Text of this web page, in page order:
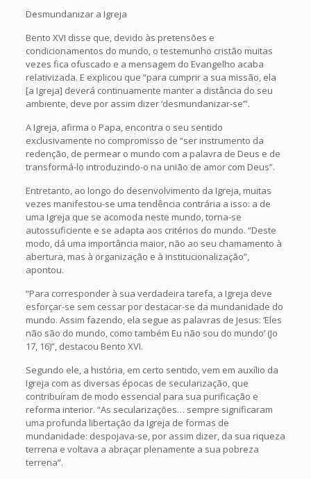
Desmundanizar a Igreja
Bento XVI disse que, devido às pretensões e
condicionamentos do mundo, o testemunho cristão muitas
vezes fica ofuscado e a mensagem do Evangelho acaba
relativizada. E explicou que “para cumprir a sua missão, ela
[a Igreja] deverá continuamente manter a distância do seu
ambiente, deve por assim dizer ‘desmundanizar-se’”.
A Igreja, afirma o Papa, encontra o seu sentido
exclusivamente no compromisso de “ser instrumento da
redenção, de permear o mundo com a palavra de Deus e de
transformá-lo introduzindo-o na união de amor com Deus”.
Entretanto, ao longo do desenvolvimento da Igreja, muitas
vezes manifestou-se uma tendência contrária a isso: a de
uma Igreja que se acomoda neste mundo, torna-se
autossuficiente e se adapta aos critérios do mundo. “Deste
modo, dá uma importância maior, não ao seu chamamento à
abertura, mas à organização e à institucionalização”,
apontou.
“Para corresponder à sua verdadeira tarefa, a Igreja deve
esforçar-se sem cessar por destacar-se da mundanidade do
mundo. Assim fazendo, ela segue as palavras de Jesus: ‘Eles
não são do mundo, como também Eu não sou do mundo’ (Jo
17, 16)”, destacou Bento XVI.
Segundo ele, a história, em certo sentido, vem em auxílio da
Igreja com as diversas épocas de secularização, que
contribuíram de modo essencial para sua purificação e
reforma interior. “As secularizações… sempre significaram
uma profunda libertação da Igreja de formas de
mundanidade: despojava-se, por assim dizer, da sua riqueza
terrena e voltava a abraçar plenamente a sua pobreza
terrena”.